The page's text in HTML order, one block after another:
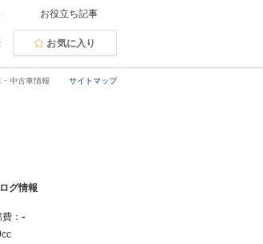
お役立ち記事
お気に入り
サイトマップ
中古車情報
グ情報
： -
cc